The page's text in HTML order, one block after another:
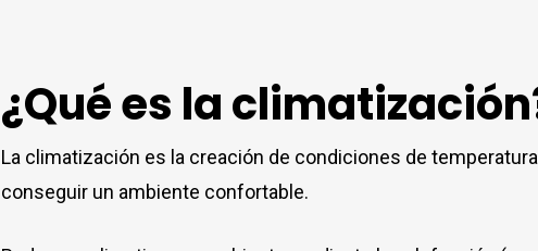
¿Qué es la
La climatización es la creación de condiciones de
conseguir un ambiente confortable.